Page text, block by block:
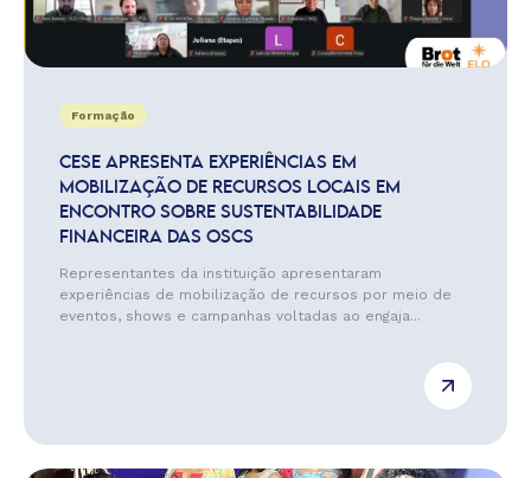
Formação
CESE APRESENTA EXPERIÊNCIAS EM
MOBILIZAÇÃO DE RECURSOS LOCAIS EM
ENCONTRO SOBRE SUSTENTABILIDADE
FINANCEIRA DAS OSCS
Representantes da instituição apresentaram
experiências de mobilização de recursos por meio de
eventos, shows e campanhas voltadas ao engaja...